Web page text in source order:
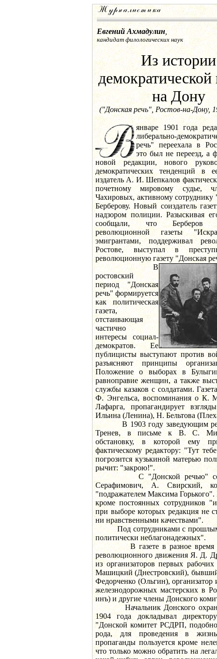
Евгений Ахмадулин
кандидат филологических наук
Из истории
демократической
на Дону
("Донская речь", Ростов-на-Дону,
январе 1901 года
либерально-
речь" переехала в
это был не переезд, а
новой редакции, нового
демократических тенденций в
издатель А. И. Шепкалов
почетному мировому судье,
Чахировых, активному
Берберову. Новый соиздатель
надзором полиции. Разыскивая
сообщали, что Берберов
революционной газеты
эмигрантами, поддерживал
Ростове, выступал в
революционную газету "Донская
В
ростовский
период "Донская
речь" формируется
как политическая
газета,
отстаивающая
частично
интересы социал-
демократов. Ее
публицисты выступают против
разъясняют принципы
Положение о выборах в
равноправие женщин, а также
службы казаков с солдатами.
Ф. Энгельса, воспоминания о К.
Лафарга, пропагандирует
Ильина (Ленина), Н. Бельтова
В 1903 году заведующим
Тренев, в письме к В. С.
обстановку, в которой ему
фактическому редактору: "Тут
погрозится кузькиной матерью
рычит: "закрою!".
С "Донской речью"
Серафимович, А. Свирский,
"подражателем Максима Горького".
кроме постоянных сотрудников
при выборе которых редакция не
ни нравственными качествами".
Под сотрудниками с прошлым
политически неблагонадежных".
В газете в разное время
революционного движения Я. Д.
из организаторов первых
Машицкий (Днестровский),
Федорченко (Ольгин), организатор
железнодорожных мастерских в
инъ) и другие члены Донского
Начальник Донского
1904 года докладывал
"Донской комитет РСДРП, подобно
рода, для проведения в
пропаганды пользуется кроме
что только можно обратить на